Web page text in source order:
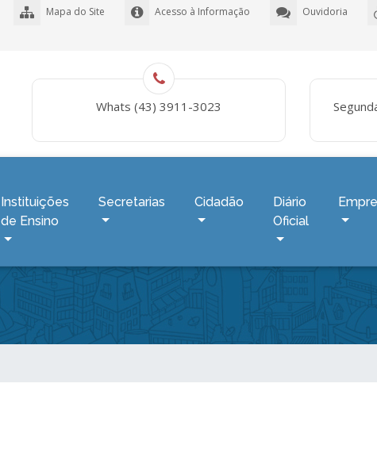
Ouvidoria
Acesso à Informação
Mapa do Site
Whats (43) 3911-3023
Instituições
de Ensino
Secretarias Cidadão
Diário
Oficial